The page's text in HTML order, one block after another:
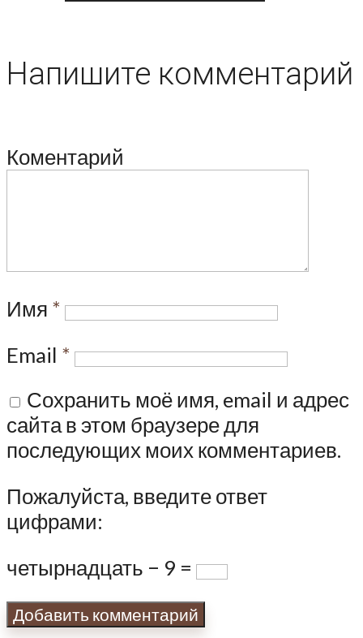
Напишите комментарий
Коментарий
Имя *
Email *
Сохранить моё имя, email и адрес
сайта в этом браузере для
последующих моих комментариев.
Пожалуйста, введите ответ
цифрами:
четырнадцать − 9 =